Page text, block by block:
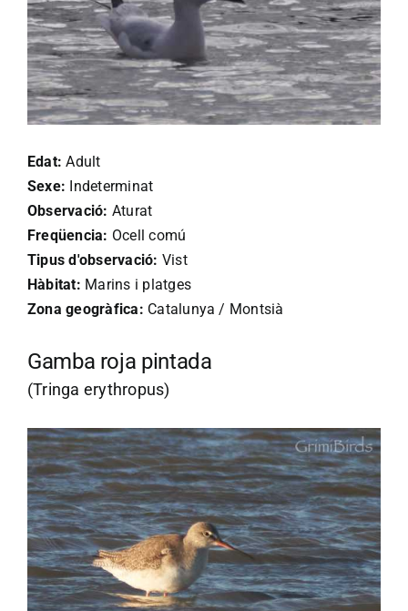
Edat: Adult
Sexe: Indeterminat
Observació: Aturat
Freqüencia: Ocell comú
Tipus d'observació: Vist
Hàbitat: Marins i platges
Zona geogràfica: Catalunya / Montsià
Gamba roja pintada
(Tringa erythropus)